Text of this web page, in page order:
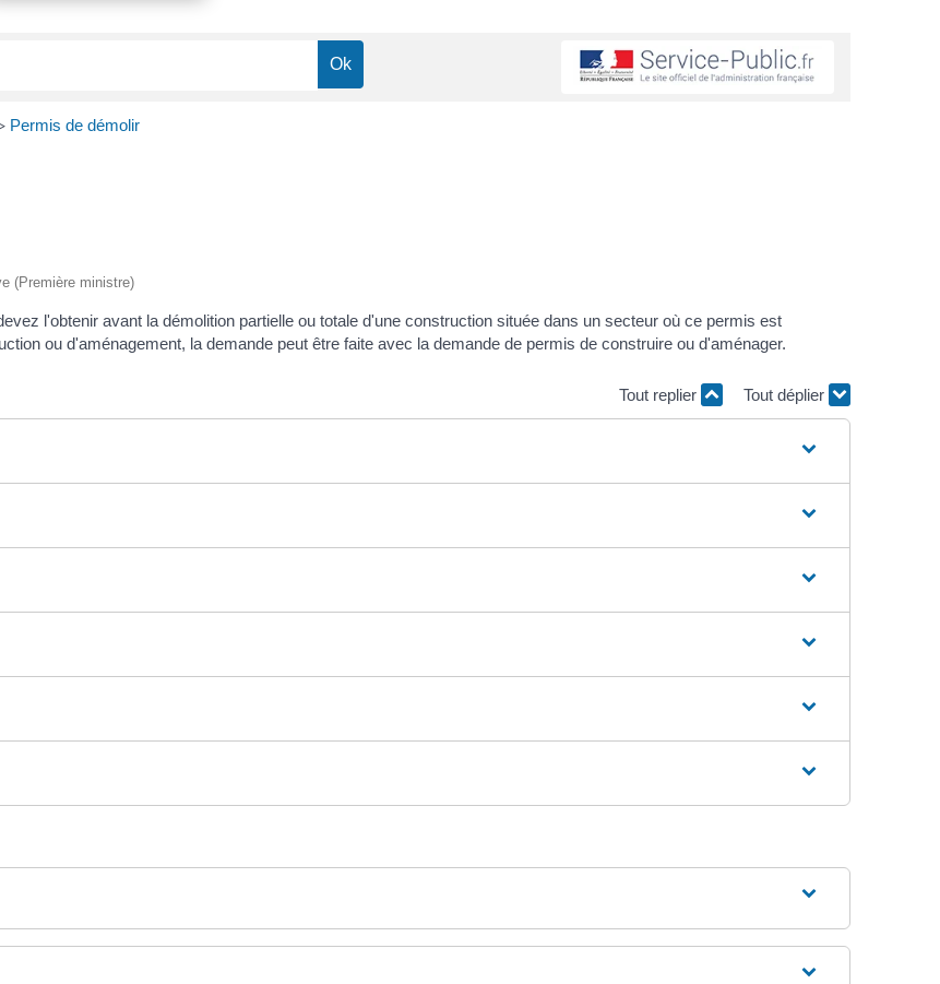
> Permis de démolir
(Première ministre)
l'obtenir avant la démolition partielle ou totale d'une construction située dans un secteur où ce permis est
ou d'aménagement, la demande peut être faite avec la demande de permis de construire ou d'aménager.
Tout replier Tout déplier